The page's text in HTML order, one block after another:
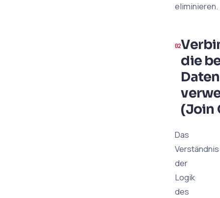
eliminieren.
die
(Join
Das
Verständnis
der
Logik
des